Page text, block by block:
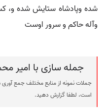
شده وپادشاه ستایش شده و،
وآله حاکم و سرور اوست
جمله سازی با امیر
جملات نمونه از منابع مختلف جمع
است، لطفا گزارش دهید.